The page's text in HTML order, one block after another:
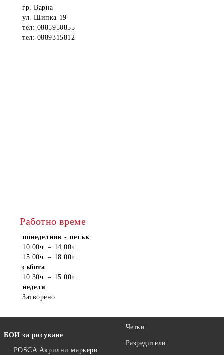
гр. Варна
ул. Шипка 19
тел: 0885950855
тел: 0889315812
Работно време
понеделник - петък
10:00ч. – 14:00ч.
15:00ч. – 18:00ч.
събота
10:30ч. – 15:00ч.
неделя
Затворено
БОИ за рисуване
POSCA Акрилни маркери
Четки
Разредители